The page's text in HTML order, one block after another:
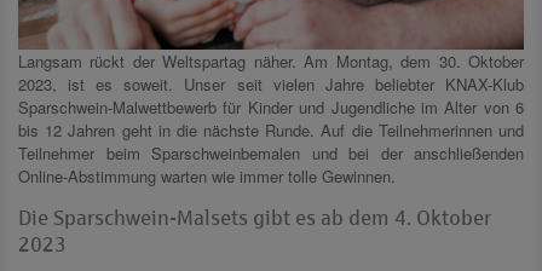
Langsam rückt der Weltspartag näher. Am Montag, dem 30. Oktober
2023, ist es soweit. Unser seit vielen Jahre beliebter KNAX-Klub
Sparschwein-Malwettbewerb für Kinder und Jugendliche im Alter von 6
bis 12 Jahren geht in die nächste Runde. Auf die Teilnehmerinnen und
Teilnehmer beim Sparschweinbemalen und bei der anschließenden
Online-Abstimmung warten wie immer tolle Gewinnen.
Die Sparschwein-Malsets gibt es ab dem 4. Oktober
2023